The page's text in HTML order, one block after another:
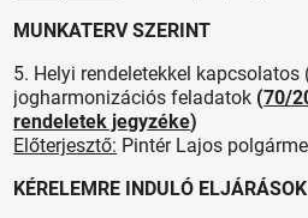
MUNKATERV SZERINT
5. Helyi rendeletekkel kapcsolatos
jogharmonizációs feladatok (70/
rendeletek jegyzéke)
Előterjesztő: Pintér Lajos
KÉRELEMRE INDULÓ ELJÁRÁSOK